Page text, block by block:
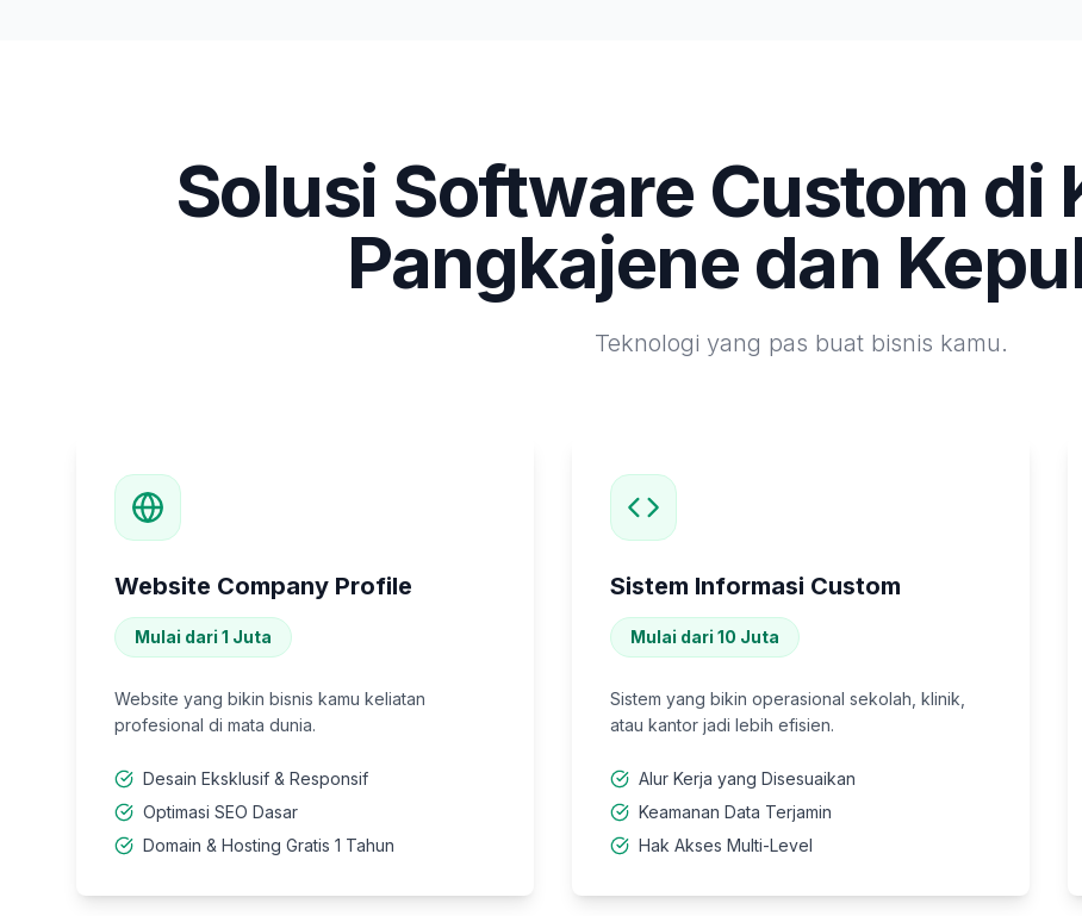
Solusi Software Custom di
Pangkajene dan
Teknologi yang pas buat bisnis kamu.
Website Company Profile
Mulai dari 1 Juta
Website yang bikin bisnis kamu keliatan
profesional di mata dunia.
Desain Eksklusif & Responsif
Optimasi SEO Dasar
Domain & Hosting Gratis 1 Tahun
Sistem Informasi Custom
Mulai dari 10 Juta
Sistem yang bikin operasional sekolah, klinik,
atau kantor jadi lebih efisien.
Alur Kerja yang Disesuaikan
Keamanan Data Terjamin
Hak Akses Multi-Level